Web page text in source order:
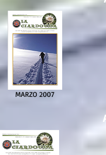
MARZO 2007